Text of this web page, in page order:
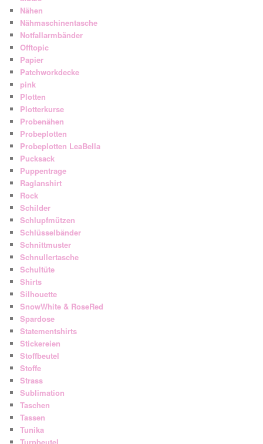
Nähen
Nähmaschinentasche
Notfallarmbänder
Offtopic
Papier
Patchworkdecke
pink
Plotten
Plotterkurse
Probenähen
Probeplotten
Probeplotten LeaBella
Pucksack
Puppentrage
Raglanshirt
Rock
Schilder
Schlupfmützen
Schlüsselbänder
Schnittmuster
Schnullertasche
Schultüte
Shirts
Silhouette
SnowWhite & RoseRed
Spardose
Statementshirts
Stickereien
Stoffbeutel
Stoffe
Strass
Sublimation
Taschen
Tassen
Tunika